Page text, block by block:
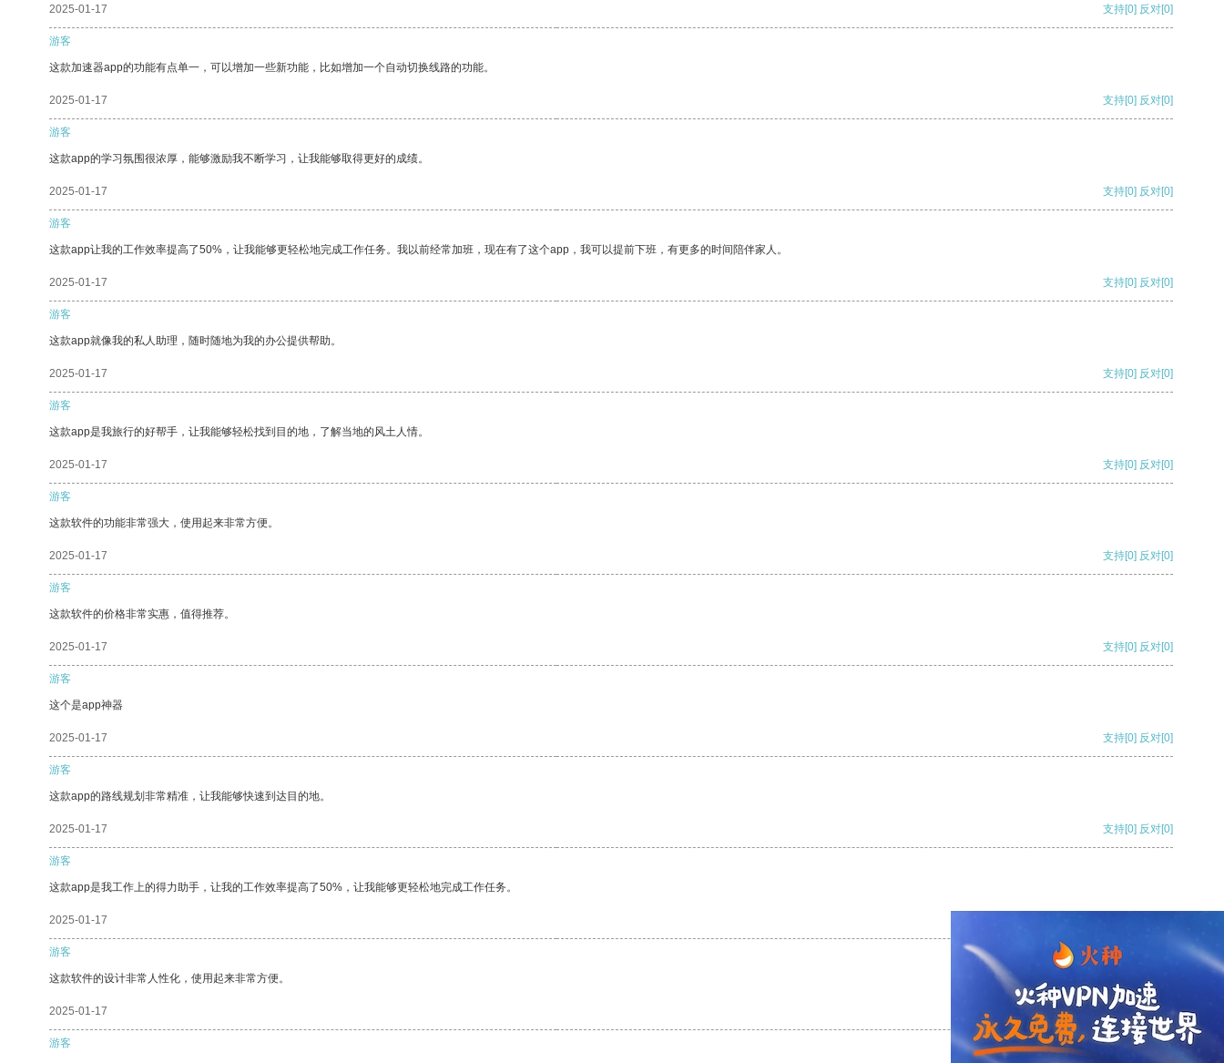
2025-01-17 支持[0] 反对[0]
游客
这款加速器app的功能有点单一，可以增加一些新功能，比如增加一个自动切换线路的功能。
2025-01-17 支持[0] 反对[0]
游客
这款app的学习氛围很浓厚，能够激励我不断学习，让我能够取得更好的成绩。
2025-01-17 支持[0] 反对[0]
游客
这款app让我的工作效率提高了50%，让我能够更轻松地完成工作任务。我以前经常加班，现在有了这个app，我可以提前下班，有更多的时间陪伴家人。
2025-01-17 支持[0] 反对[0]
游客
这款app就像我的私人助理，随时随地为我的办公提供帮助。
2025-01-17 支持[0] 反对[0]
游客
这款app是我旅行的好帮手，让我能够轻松找到目的地，了解当地的风土人情。
2025-01-17 支持[0] 反对[0]
游客
这款软件的功能非常强大，使用起来非常方便。
2025-01-17 支持[0] 反对[0]
游客
这款软件的价格非常实惠，值得推荐。
2025-01-17 支持[0] 反对[0]
游客
这个是app神器
2025-01-17 支持[0] 反对[0]
游客
这款app的路线规划非常精准，让我能够快速到达目的地。
2025-01-17 支持[0] 反对[0]
游客
这款app是我工作上的得力助手，让我的工作效率提高了50%，让我能够更轻松地完成工作任务。
2025-01-17
游客
这款软件的设计非常人性化，使用起来非常方便。
2025-01-17 支持 [0] 反对 [0]
游客